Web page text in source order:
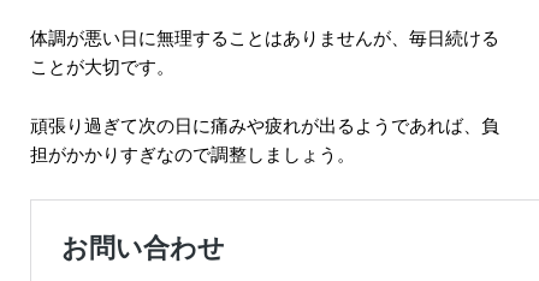
体調が悪い日に無理することはありませんが、毎日続ける
ことが大切です。
頑張り過ぎて次の日に痛みや疲れが出るようであれば、負
担がかかりすぎなので調整しましょう。